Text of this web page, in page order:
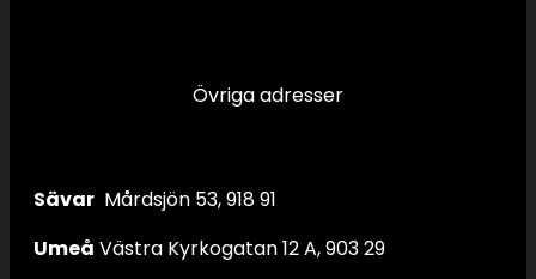
Övriga adresser
Sävar Mårdsjön 53, 918 91
Umeå Västra Kyrkogatan 12 A, 903 29